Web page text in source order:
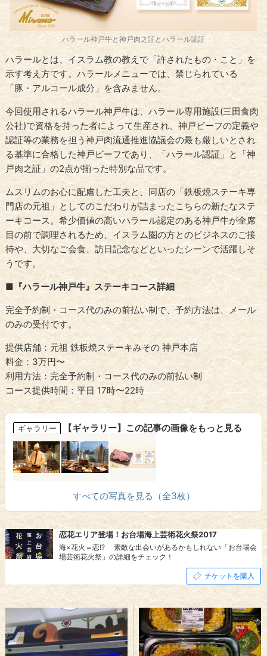
ハラール神戸牛と神戸肉之証とハラール認証
ハラールとは、イスラム教の教えで「許されたもの・こと」を
示す考え方です。ハラールメニューでは、禁じられている
「豚・アルコール成分」を含みません。
今回使用されるハラール神戸牛は、ハラール専用施設(三田食肉
公社)で資格を持った者によって生産され、神戸ビーフの定義や
認証等の業務を担う神戸肉流通推進協議会の最も厳しいとされ
る基準に合格した神戸ビーフであり、「ハラール認証」と「神
戸肉之証」の2点が揃った特別な品です。
ムスリムのお心に配慮した工夫と、同店の「鉄板焼ステーキ専
門店の元祖」としてのこだわりが詰まったこちらの新たなステ
ーキコース。希少価値の高いハラール認定のある神戸牛が全席
目の前で調理されるため、イスラム圏の方とのビジネスのご接
待や、大切なご会食、訪日記念などといったシーンで活躍しそ
うです。
■『ハラール神戸牛』ステーキコース詳細
完全予約制・コース代のみの前払い制で、予約方法は、メール
のみの受付です。
提供店舗：元祖 鉄板焼ステーキみその 神戸本店
料金：3万円〜
利用方法：完全予約制・コース代のみの前払い制
コース提供時間：平日 17時〜22時
ギャラリー 【ギャラリー】この記事の画像をもっと見る
すべての写真を見る（全3枚）
恋花エリア登場！お台場海上芸術花火祭2017
海×花火＝恋!? 素敵な出会いがあるかもしれない「お台場会
場芸術花火祭」の詳細をチェック！
チケットを購入